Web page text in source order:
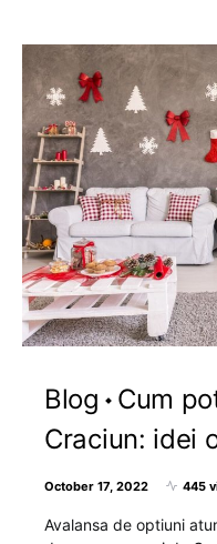
Blog
Cum
Craciun: idei
October 17, 2022 445
Avalansa de optiuni